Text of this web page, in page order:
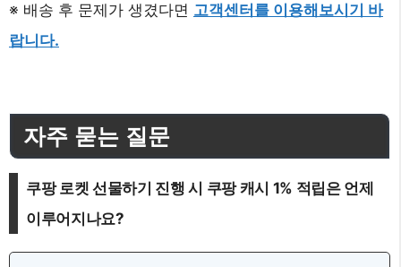
※ 배송 후 문제가 생겼다면 고객센터를 이용해보시기 바
랍니다.
자주 묻는 질문
쿠팡 로켓 선물하기 진행 시 쿠팡 캐시 1% 적립은 언제
이루어지나요?